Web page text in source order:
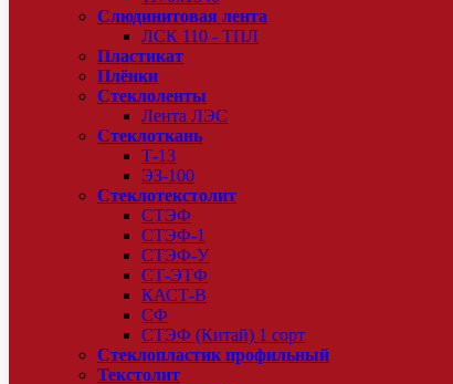
Слюдинитовая лента
ЛСК 110 - ТПЛ
Пластикат
Плёнки
Стеклоленты
Лента ЛЭС
Стеклоткань
Т-13
ЭЗ-100
Стеклотекстолит
СТЭФ
СТЭФ-1
СТЭФ-У
СТ-ЭТФ
КАСТ-В
СФ
СТЭФ (Китай) 1 сорт
Стеклопластик профильный
Текстолит